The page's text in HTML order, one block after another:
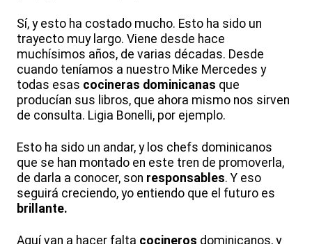
Sí, y esto ha costado mucho. Esto ha sido un
trayecto muy largo. Viene desde hace
muchísimos años, de varias décadas. Desde
cuando teníamos a nuestro Mike Mercedes y
todas esas cocineras dominicanas que
producían sus libros, que ahora mismo nos sirven
de consulta. Ligia Bonelli, por ejemplo.
Esto ha sido un andar, y los chefs dominicanos
que se han montado en este tren de promoverla,
de darla a conocer, son responsables. Y eso
seguirá creciendo, yo entiendo que el futuro es
brillante.
Aquí van a hacer falta cocineros dominicanos, y